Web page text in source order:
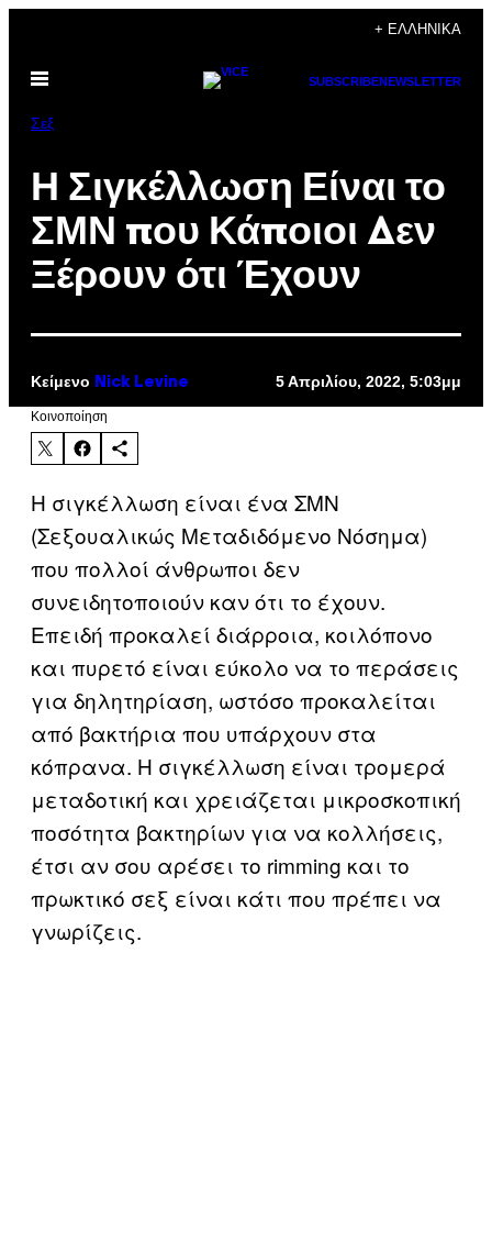
περιεχόμενο
+ ΕΛΛΗΝΙΚΆ
Ανοίξτε
SUBSCRIBENEWSLETTER
Σεξ
Η Σιγκέλλωση Είναι το
ΣΜΝ που Κάποιοι Δεν
Ξέρουν ότι Έχουν
Κείμενο Nick Levine 5 Απριλίου, 2022, 5:03μμ
Kοινοποίηση
Η σιγκέλλωση είναι ένα ΣΜΝ
(Σεξουαλικώς Μεταδιδόμενο Νόσημα)
που πολλοί άνθρωποι δεν
συνειδητοποιούν καν ότι το έχουν.
Επειδή προκαλεί διάρροια, κοιλόπονο
και πυρετό είναι εύκολο να το περάσεις
για δηλητηρίαση, ωστόσο προκαλείται
από βακτήρια που υπάρχουν στα
κόπρανα. Η σιγκέλλωση είναι τρομερά
μεταδοτική και χρειάζεται μικροσκοπική
ποσότητα βακτηρίων για να κολλήσεις,
έτσι αν σου αρέσει το rimming και το
πρωκτικό σεξ είναι κάτι που πρέπει να
γνωρίζεις.